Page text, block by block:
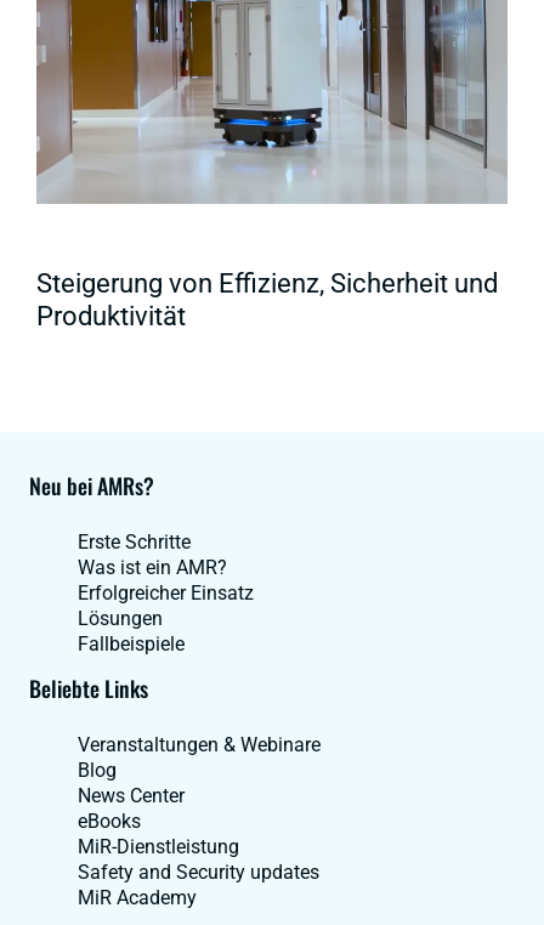
Steigerung von Effizienz, Sicherheit und
Produktivität
Neu bei AMRs?
Erste Schritte
Was ist ein AMR?
Erfolgreicher Einsatz
Lösungen
Fallbeispiele
Beliebte Links
Veranstaltungen & Webinare
Blog
News Center
eBooks
MiR-Dienstleistung
Safety and Security updates
MiR Academy